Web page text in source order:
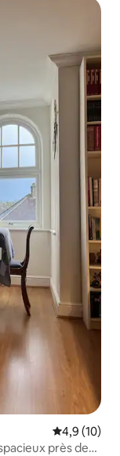
Évaluation
4,9 (10)
près de